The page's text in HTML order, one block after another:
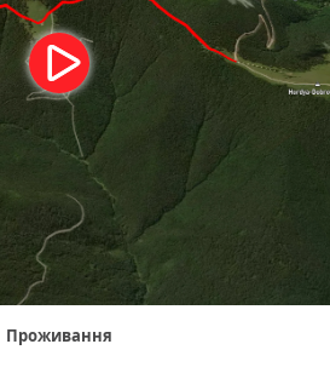
Проживання